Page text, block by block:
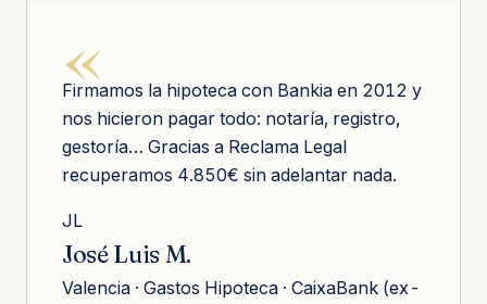
«
Firmamos la hipoteca con Bankia en 2012 y
nos hicieron pagar todo: notaría, registro,
gestoría… Gracias a Reclama Legal
recuperamos 4.850€ sin adelantar nada.
JL
José Luis M.
Valencia · Gastos Hipoteca · CaixaBank (ex-